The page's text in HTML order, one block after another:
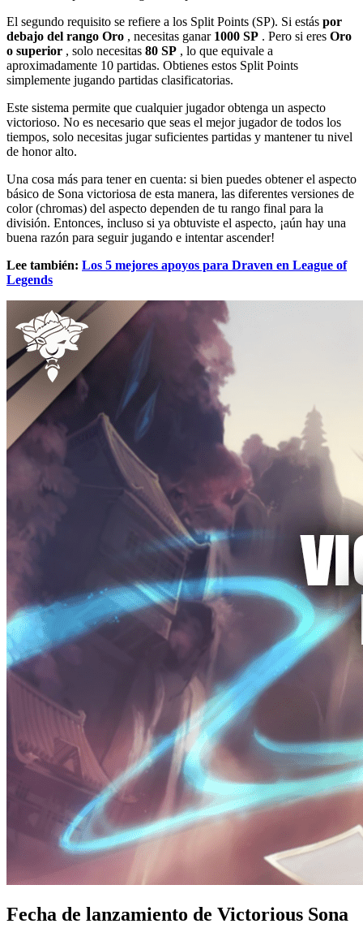
El segundo requisito se refiere a los Split Points (SP). Si estás por
debajo del rango Oro , necesitas ganar 1000 SP . Pero si eres Oro
o superior , solo necesitas 80 SP , lo que equivale a
aproximadamente 10 partidas. Obtienes estos Split Points
simplemente jugando partidas clasificatorias.
Este sistema permite que cualquier jugador obtenga un aspecto
victorioso. No es necesario que seas el mejor jugador de todos los
tiempos, solo necesitas jugar suficientes partidas y mantener tu nivel
de honor alto.
Una cosa más para tener en cuenta: si bien puedes obtener el aspecto
básico de Sona victoriosa de esta manera, las diferentes versiones de
color (chromas) del aspecto dependen de tu rango final para la
división. Entonces, incluso si ya obtuviste el aspecto, ¡aún hay una
buena razón para seguir jugando e intentar ascender!
Lee también: Los 5 mejores apoyos para Draven en League of
Legends
Fecha de lanzamiento de Victorious Sona